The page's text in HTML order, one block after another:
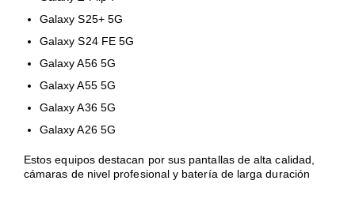
Galaxy S25+ 5G
Galaxy S24 FE 5G
Galaxy A56 5G
Galaxy A55 5G
Galaxy A36 5G
Galaxy A26 5G
Estos equipos destacan por sus pantallas de alta calidad,
cámaras de nivel profesional y batería de larga duración